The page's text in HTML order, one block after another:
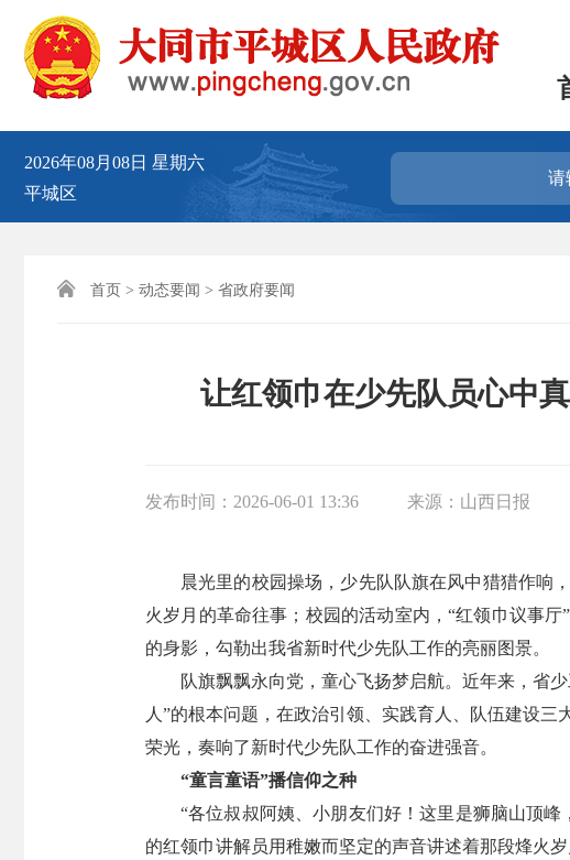
2026年08月08日 星期六
平城区
 首页 > 动态要闻 > 省政府要闻
让红领巾在少先队员心中
发布时间： 2026-06-01 13:36 来源： 山西日报
晨光里的校园操场，少先队队旗在风中猎猎作响
火岁月的革命往事；校园的活动室内，“红领巾议事
的身影，勾勒出我省新时代少先队工作的亮丽图景。
队旗飘飘永向党，童心飞扬梦启航。近年来，省
人”的根本问题，在政治引领、实践育人、队伍建设
荣光，奏响了新时代少先队工作的奋进强音。
“童言童语”播信仰之种
“各位叔叔阿姨、小朋友们好！这里是狮脑山顶
的红领巾讲解员用稚嫩而坚定的声音讲述着那段烽火岁